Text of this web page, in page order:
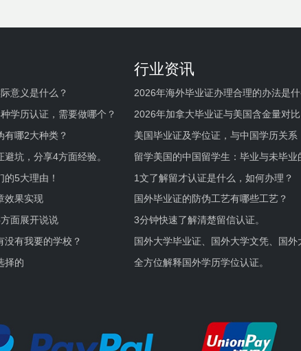
意义是什么？
学历认证，需要做哪个？
有哪2大种类？
坑，分享4方面经验。
5大理由！
效果实现
面展开说说
没有我要的学校？
择的
行业资讯
2026年海外毕业证办理合理的办法是
2026年加拿大毕业证与美国含金量对比
美国毕业证及学位证，与中国学历关系
留学美国的中国留学生：毕业与未毕业
1文了解留才认证是什么，如何办理？
国外毕业证的防伪工艺有哪些工艺？
3分钟快速了解清楚留信认证。
国外大学毕业证、国外大学文凭、国外
全方位解释国外学历学位认证。